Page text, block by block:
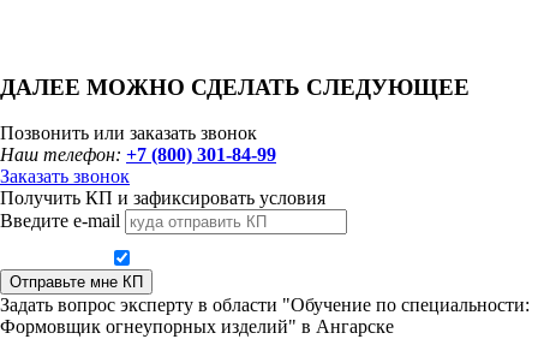
ДАЛЕЕ МОЖНО СДЕЛАТЬ СЛЕДУЮЩЕЕ
Позвонить или заказать звонок
Наш телефон: +7 (800) 301-84-99
Заказать звонок
Получить КП и зафиксировать условия
Введите e-mail
Отправьте мне КП
Задать вопрос эксперту в области "Обучение по специальности:
Формовщик огнеупорных изделий" в Ангарске